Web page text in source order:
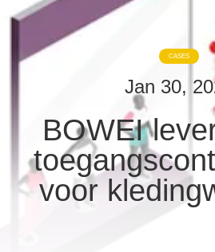
ONGEVEER
ONS
FABRIEKSREIS
CONTACTEER
CASES
Jan 30,
BOWEI
voor